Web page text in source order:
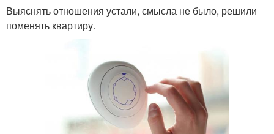
Выяснять отношения устали, смысла не было, решили
поменять квартиру.